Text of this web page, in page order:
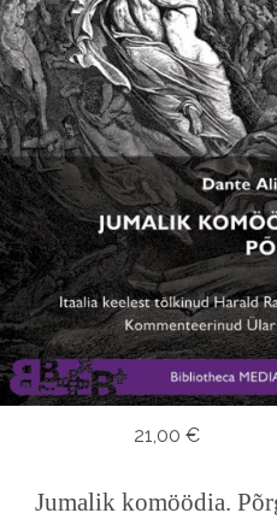
21,00 €
Jumalik komöödia.